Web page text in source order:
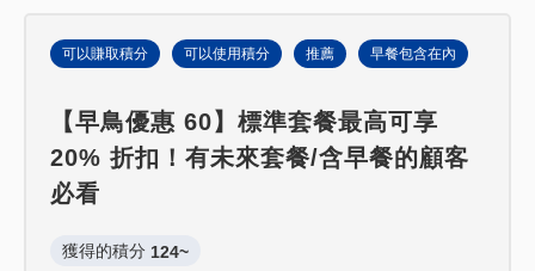
可以賺取積分 可以使用積分 推薦 早餐包含在內
【早鳥優惠 60】標準套餐最高可享
20% 折扣！有未來套餐/含早餐的顧客
必看
獲得的積分 124~